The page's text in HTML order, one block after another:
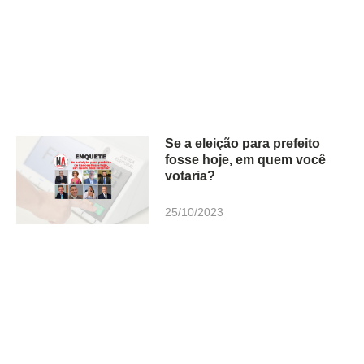
Se a eleição para prefeito
fosse hoje, em quem você
votaria?
25/10/2023